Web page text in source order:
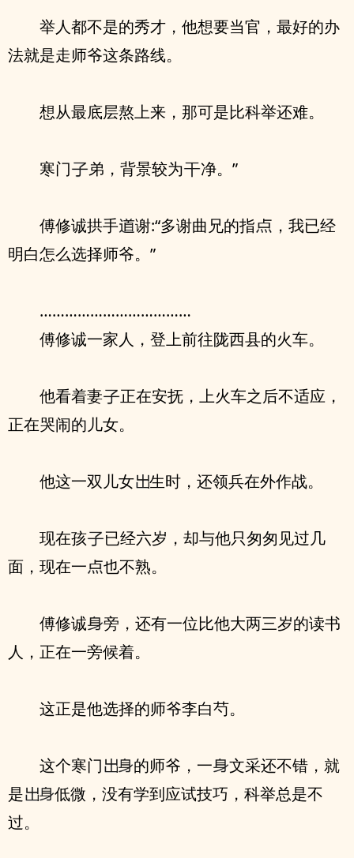
举人都不是的秀才，他想要当官，最好的办
法就是走师爷这条路线。
想从最底层熬上来，那可是比科举还难。
寒门 弟，背景较为 净。”
傅修诚拱手 谢:“多谢曲兄的指
，我已经
明白怎么选择师爷。”
………………………………
傅修诚一家人，登上前往陇西县的火车。
他看着妻
正在安抚，上火车之后不适应，
正在哭闹的儿女。
他这一双儿女 生时，还领兵在外作战。
现在孩
已经六岁，却与他只匆匆见过几
面，现在一
也不熟。
傅修诚
旁，还有一位比他大两三岁的读书
人，正在一旁候着。
这正是他选择的师爷李白芍。
这个寒门 的师爷，一
文采还不错，就
是
低微，没有学到应试技巧，科举总是不
过。